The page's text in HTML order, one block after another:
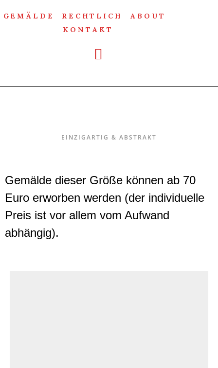
GEMÄLDE RECHTLICH ABOUT
KONTAKT
EINZIGARTIG & ABSTRAKT
Gemälde dieser Größe können ab 70
Euro erworben werden (der individuelle
Preis ist vor allem vom Aufwand
abhängig).